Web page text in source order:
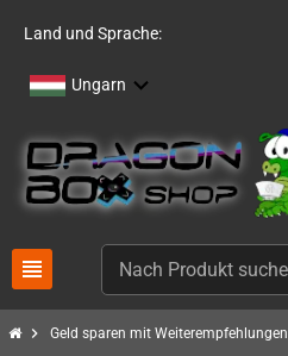
Land und Sprache:
Ungarn
view_headline
chevron_right Geld sparen mit Weiterempfehlungen